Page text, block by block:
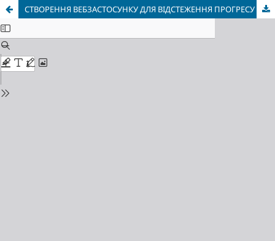
СТВОРЕННЯ ВЕБЗАСТОСУНКУ ДЛЯ ВІДСТЕЖЕННЯ ПРОГРЕСУ В ТРЕНАЖЕРНОМУ ЗАЛІ